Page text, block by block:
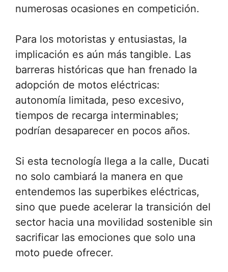
numerosas ocasiones en competición.
Para los motoristas y entusiastas, la
implicación es aún más tangible. Las
barreras históricas que han frenado la
adopción de motos eléctricas:
autonomía limitada, peso excesivo,
tiempos de recarga interminables;
podrían desaparecer en pocos años.
Si esta tecnología llega a la calle, Ducati
no solo cambiará la manera en que
entendemos las superbikes eléctricas,
sino que puede acelerar la transición del
sector hacia una movilidad sostenible sin
sacrificar las emociones que solo una
moto puede ofrecer.